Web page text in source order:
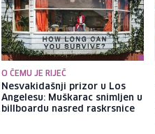
O ČEMU JE RIJEČ
Nesvakidašnji prizor u Los
Angelesu: Muškarac snimljen u
billboardu nasred raskrsnice